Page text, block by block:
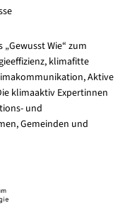
Wie“ zum
klimafitte
Aktive
klimaaktiv Expertinnen
und
Gemeinden und